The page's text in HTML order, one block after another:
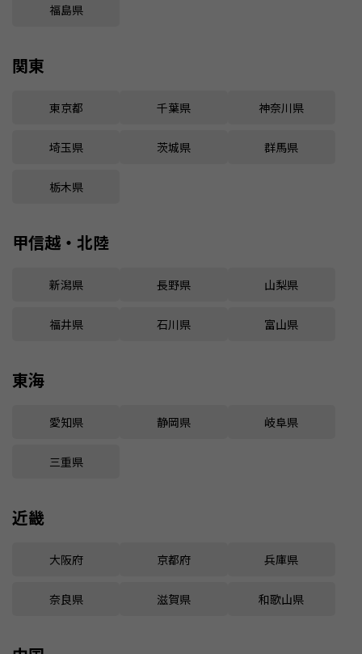
福島県
関東
東京都 千葉県 神奈川県
埼玉県 茨城県 群馬県
栃木県
甲信越・北陸
新潟県 長野県 山梨県
福井県 石川県 富山県
東海
愛知県 静岡県 岐阜県
三重県
近畿
大阪府 京都府 兵庫県
奈良県 滋賀県 和歌山県